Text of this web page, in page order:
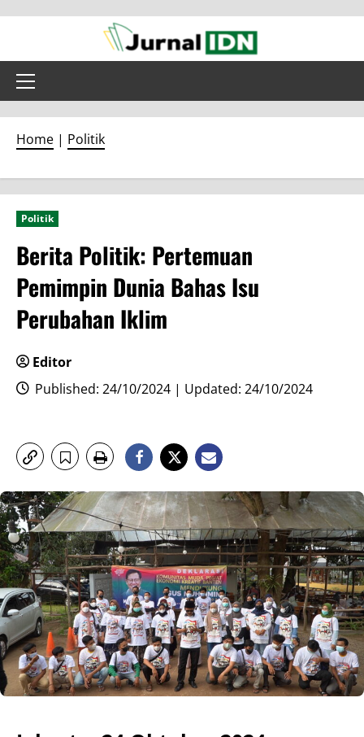
content
Primary
Home | Politik
Politik
Berita Politik: Pertemuan
Pemimpin Dunia Bahas Isu
Perubahan Iklim
Editor
Published: 24/10/2024 | Updated: 24/10/2024